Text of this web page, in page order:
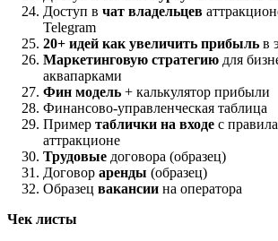
Доступ в чат владельцев
Telegram
20+ идей как увеличить прибыль в
Маркетинговую стратегию для
аквапарками
Фин модель + калькулятор прибыли
Финансово-управленческая таблица
Пример таблички на входе с
аттракционе
Трудовые договора (образец)
Договор аренды (образец)
Образец вакансии на оператора
Чек листы